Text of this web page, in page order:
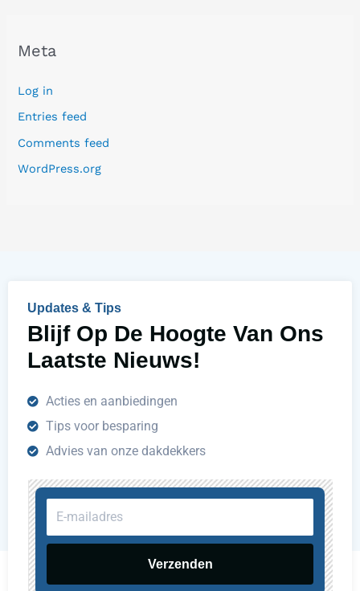
Meta
Log in
Entries feed
Comments feed
WordPress.org
Updates & Tips
Blijf Op De Hoogte Van Ons
Laatste Nieuws!
Acties en aanbiedingen
Tips voor besparing
Advies van onze dakdekkers
mailadres
Verzenden